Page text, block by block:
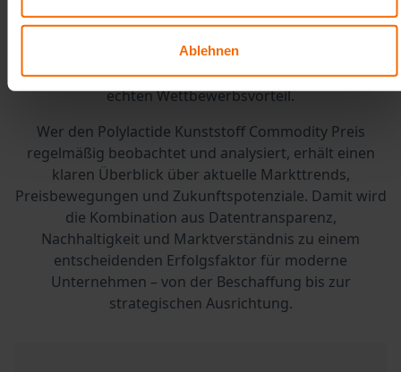
Ablehnen
Partnerschaften. In einer dynamischen Marktsituation,
in der ökologische und ökonomische Faktoren
gleichermaßen wichtig sind, bietet sie somit einen
echten Wettbewerbsvorteil.
Wer den Polylactide Kunststoff Commodity Preis
regelmäßig beobachtet und analysiert, erhält einen
klaren Überblick über aktuelle Markttrends,
Preisbewegungen und Zukunftspotenziale. Damit wird
die Kombination aus Datentransparenz,
Nachhaltigkeit und Marktverständnis zu einem
entscheidenden Erfolgsfaktor für moderne
Unternehmen – von der Beschaffung bis zur
strategischen Ausrichtung.